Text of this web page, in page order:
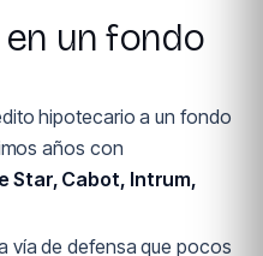
un fondo
hipotecario a un fondo
años con
Star, Cabot, Intrum,
vía de defensa que pocos